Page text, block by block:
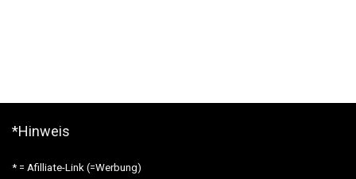
*Hinweis
* = Afilliate-Link (=Werbung)